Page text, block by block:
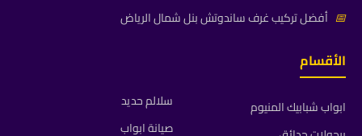
📅 أفضل تركيب غرف ساندوتش بنل شمال الرياض
الأقسام
ابواب شبابيك المنيوم
سلالم حديد
صيانة ابواب